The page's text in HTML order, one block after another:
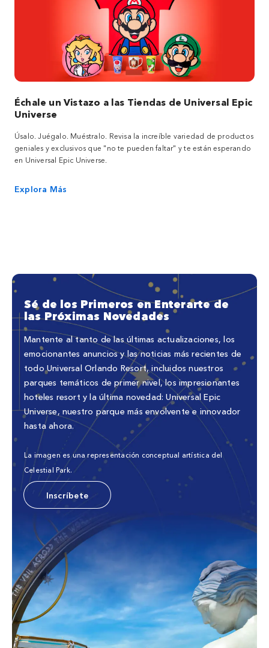
Échale un Vistazo a las Tiendas de Universal Epic
Universe
Úsalo. Juégalo. Muéstralo. Revisa la increíble variedad de productos
geniales y exclusivos que "no te pueden faltar" y te están esperando
en Universal Epic Universe.
Explora Más
Sé de los Primeros en Enterarte de
las Próximas Novedades
Mantente al tanto de las últimas actualizaciones, los
emocionantes anuncios y las noticias más recientes de
todo Universal Orlando Resort, incluidos nuestros
parques temáticos de primer nivel, los impresionantes
hoteles resort y la última novedad: Universal Epic
Universe, nuestro parque más envolvente e innovador
hasta ahora.
La imagen es una representación conceptual artística del
Celestial Park.
Inscríbete